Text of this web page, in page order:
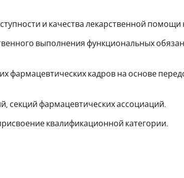
и качества лекарственной помощи
выполнения функциональных
фармацевтических кадров на основе
секций фармацевтических ассоциаций.
квалификационной категории.